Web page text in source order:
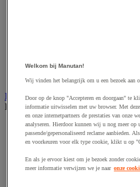
Accessoires voor
Accessoires voor zaag
Elektrische toebehoren en
Bekijk de hele productgroep
Accessoires voor elektrisch
Batterij, oplader en kabel
Elektrische kabel
Elektrische uitrusting
Verlengsnoer, stekkerdoos en
Welkom bij Manutan!
Wij vinden het belangrijk om u een bezoek aan
Door op de knop "Accepteren en doorgaan" te
informatie uitwisselen met uw browser. Met
en onze internetpartners de prestaties van onze
analyseren. Hierdoor kunnen wij u nog meer op
passende/gepersonaliseerd reclame aanbieden.
en voorkeuren voor elk type cookie, klikt u op
En als je ervoor kiest om je bezoek zonder
meer informatie verwijzen we je naar onze